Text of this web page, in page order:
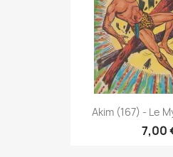
Akim (167) - Le
7,00